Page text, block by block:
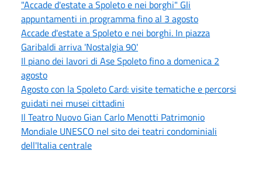
"Accade d'estate a Spoleto e nei borghi" Gli
appuntamenti in programma fino al 3 agosto
Accade d'estate a Spoleto e nei borghi. In piazza
Garibaldi arriva 'Nostalgia 90'
Il piano dei lavori di Ase Spoleto fino a domenica 2
agosto
Agosto con la Spoleto Card: visite tematiche e percorsi
guidati nei musei cittadini
Il Teatro Nuovo Gian Carlo Menotti Patrimonio
Mondiale UNESCO nel sito dei teatri condominiali
dell'Italia centrale